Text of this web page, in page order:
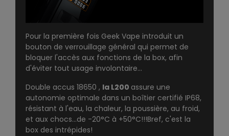
Pour la première fois Geek Vape introduit un
bouton de verrouillage général qui permet de
bloquer l'accès aux fonctions de la box, afin
d'éviter tout usage involontaire...
Double accus 18650 , la L200 assure une
autonomie optimale dans un boîtier certifié IP68,
résistant à l'eau, la chaleur, la poussière, au froid,
et aux chocs...de -20°C à +50°C!!!Bref, c'est la
box des intrépides!